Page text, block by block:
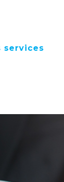
services